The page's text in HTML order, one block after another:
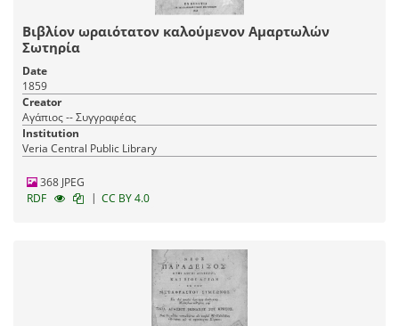
Βιβλίον ωραιότατον καλούμενον Αμαρτωλών
Σωτηρία
Date
1859
Creator
Αγάπιος -- Συγγραφέας
Institution
Veria Central Public Library
368 JPEG
RDF
| CC BY 4.0